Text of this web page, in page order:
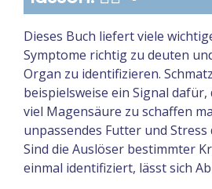
Dieses Buch liefert viele
Symptome richtig zu deuten
Organ zu identifizieren.
beispielsweise ein Signal dafür,
viel Magensäure zu schaffen
unpassendes Futter und Stress
Sind die Auslöser bestimmter
einmal identifiziert, lässt sich